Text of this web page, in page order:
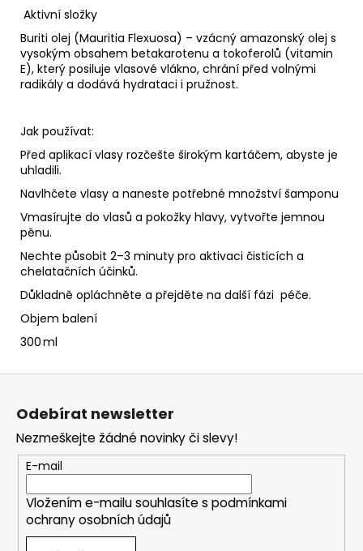
Aktivní složky
Buriti olej (Mauritia Flexuosa) – vzácný amazonský olej s
vysokým obsahem betakarotenu a tokoferolů (vitamin
E), který posiluje vlasové vlákno, chrání před volnými
radikály a dodává hydrataci i pružnost.
Jak používat:
Před aplikací vlasy rozčešte širokým kartáčem, abyste je
uhladili.
Navlhčete vlasy a naneste potřebné množství šamponu
Vmasírujte do vlasů a pokožky hlavy, vytvořte jemnou
pěnu.
Nechte působit 2–3 minuty pro aktivaci čisticích a
chelatačních účinků.
Důkladně opláchněte a přejděte na další fázi péče.
Objem balení
300 ml
Z
Odebírat newsletter
Nezmeškejte žádné novinky či slevy!
E-mail
Vložením e-mailu souhlasíte s podmínkami
ochrany osobních údajů